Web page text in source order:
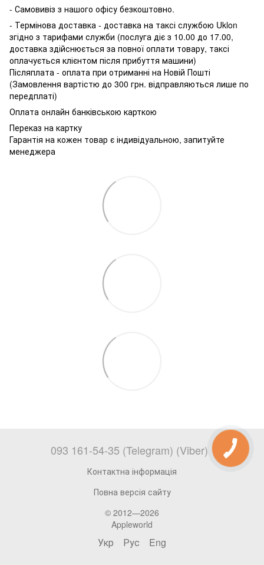
- Самовивіз з нашого офісу безкоштовно.
- Термінова доставка - доставка на таксі службою Uklon
згідно з тарифами служби (послуга діє з 10.00 до 17.00,
доставка здійснюється за повної оплати товару, таксі
оплачується клієнтом після прибуття машини)
Післяплата - оплата при отриманні на Новій Пошті
(Замовлення вартістю до 300 грн. відправляються лише по
передплаті)
Оплата онлайн банківською карткою
Переказ на картку
Гарантія на кожен товар є індивідуальною, запитуйте
менеджера
093 161-54-35 (Telegram) (Viber)
Контактна інформація
Повна версія сайту
© 2012—2026
Appleworld
Укр Рус Eng